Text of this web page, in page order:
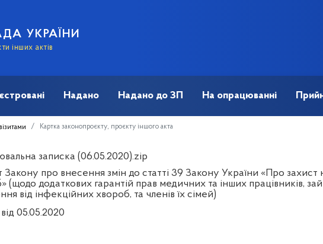
УКРАЇНИ
інших актів
Надано Надано до ЗП На опрацюванні
Картка законопроєкту, проєкту іншого акта
записка (06.05.2020).zip
Закону про внесення змін до статті 39 Закону України «Про захист
(щодо додаткових гарантій прав медичних та інших працівників,
від інфекційних хвороб, та членів їх сімей)
від 05.05.2020